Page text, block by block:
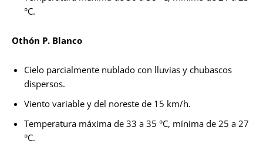
°C.
Othón P. Blanco
Cielo parcialmente nublado con lluvias y chubascos
dispersos.
Viento variable y del noreste de 15 km/h.
Temperatura máxima de 33 a 35 °C, mínima de 25 a 27
°C.